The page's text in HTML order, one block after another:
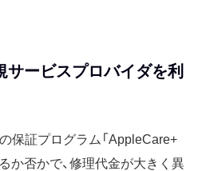
サービスプロバイダを利
保証プログラム「AppleCare+
か否かで、修理代金が大きく異